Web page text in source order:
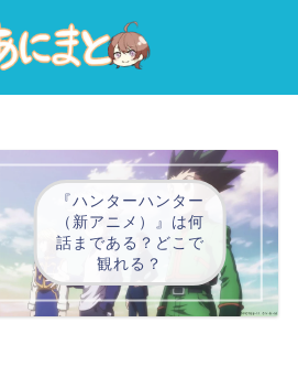
『ハンターハンター
（新アニメ）』は何
話まである？どこで
観れる？